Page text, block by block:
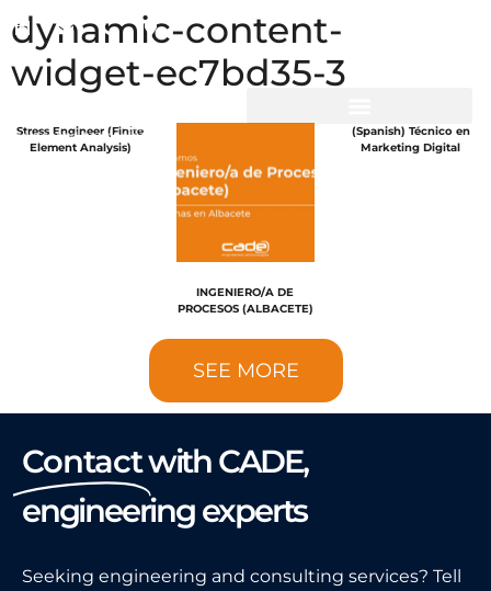
dynamic-content-
widget-ec7bd35-3
Stress Engineer (Finite
Element Analysis)​
INGENIERO/A DE
PROCESOS (ALBACETE)
(Spanish) Técnico en
Marketing Digital
SEE MORE
Contactwith CADE,
engineering experts
Seeking engineering and consulting services? Tell